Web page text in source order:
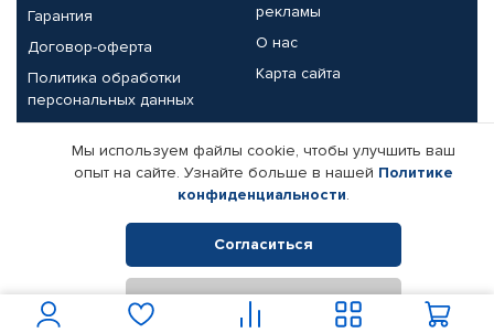
Гарантия
Договор-оферта
Политика обработки
персональных данных
рекламы
О нас
Карта сайта
Партнерам
Корпоративным клиентам
Поставщикам
Реквизиты компании
© КАМАЗ ЦЕНТР ДОНЕЦК, 2015-2026. Все права защищены.
Интернет-магазин автомобильных товаров Автопрофи.
Мы используем файлы cookie, чтобы улучшить ваш
опыт на сайте. Узнайте больше в нашей Политике
конфиденциальности.
Согласиться
Отклонить